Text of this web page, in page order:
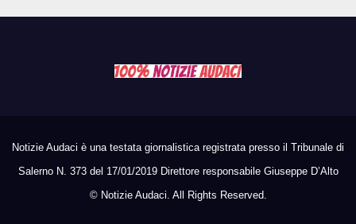
Notizie Audaci è una testata giornalistica registrata presso il Tribunale di
Salerno N. 373 del 17/01/2019 Direttore responsabile Giuseppe D’Alto
© Notizie Audaci. All Rights Reserved.